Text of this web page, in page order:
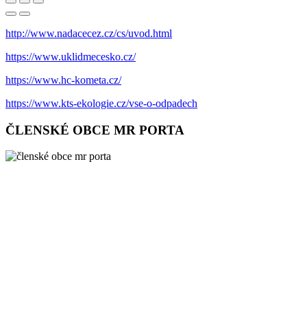
http://www.nadacecez.cz/cs/uvod.html
https://www.uklidmecesko.cz/
https://www.hc-kometa.cz/
https://www.kts-ekologie.cz/vse-o-odpadech
ČLENSKÉ OBCE MR PORTA